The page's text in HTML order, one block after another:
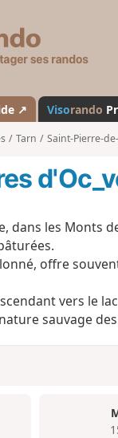
s
a
n
d
↗ Visorando
Tarn Saint-Pierre-
dans les Monts
offre
vers le
sauvage